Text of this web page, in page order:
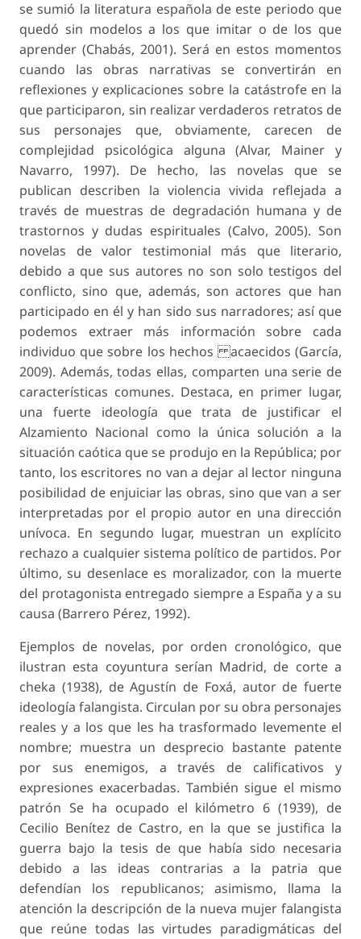
se sumió la literatura española de este periodo que
quedó sin modelos a los que imitar o de los que
aprender (Chabás, 2001). Será en estos momentos
cuando las obras narrativas se convertirán en
reflexiones y explicaciones sobre la catástrofe en la
que participaron, sin realizar verdaderos retratos de
sus personajes que, obviamente, carecen de
complejidad psicológica alguna (Alvar, Mainer y
Navarro, 1997). De hecho, las novelas que se
publican describen la violencia vivida reflejada a
través de muestras de degradación humana y de
trastornos y dudas espirituales (Calvo, 2005). Son
novelas de valor testimonial más que literario,
debido a que sus autores no son solo testigos del
conflicto, sino que, además, son actores que han
participado en él y han sido sus narradores; así que
podemos extraer más información sobre cada
individuo que sobre los hechos acaecidos (García,
2009). Además, todas ellas, comparten una serie de
características comunes. Destaca, en primer lugar,
una fuerte ideología que trata de justificar el
Alzamiento Nacional como la única solución a la
situación caótica que se produjo en la República; por
tanto, los escritores no van a dejar al lector ninguna
posibilidad de enjuiciar las obras, sino que van a ser
interpretadas por el propio autor en una dirección
unívoca. En segundo lugar, muestran un explícito
rechazo a cualquier sistema político de partidos. Por
último, su desenlace es moralizador, con la muerte
del protagonista entregado siempre a España y a su
causa (Barrero Pérez, 1992).
Ejemplos de novelas, por orden cronológico, que
ilustran esta coyuntura serían Madrid, de corte a
cheka (1938), de Agustín de Foxá, autor de fuerte
ideología falangista. Circulan por su obra personajes
reales y a los que les ha trasformado levemente el
nombre; muestra un desprecio bastante patente
por sus enemigos, a través de calificativos y
expresiones exacerbadas. También sigue el mismo
patrón Se ha ocupado el kilómetro 6 (1939), de
Cecilio Benítez de Castro, en la que se justifica la
guerra bajo la tesis de que había sido necesaria
debido a las ideas contrarias a la patria que
defendían los republicanos; asimismo, llama la
atención la descripción de la nueva mujer falangista
que reúne todas las virtudes paradigmáticas del